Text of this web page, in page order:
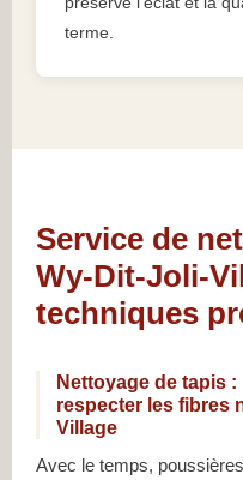
terme.
Service de
Wy-Dit-Joli-
techniques
Nettoyage de tapis
respecter les fibres
Village
Avec le temps,